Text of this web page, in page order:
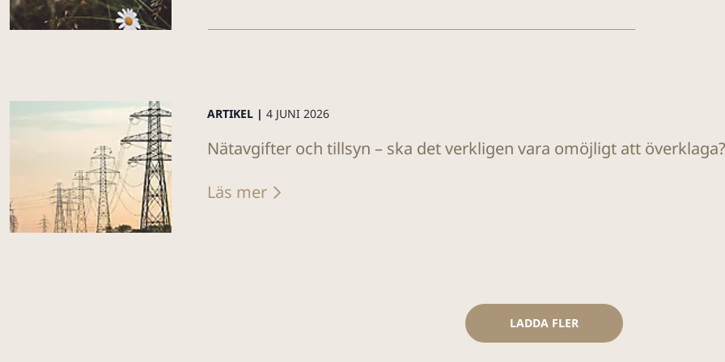
ARTIKEL | 4 JUNI 2026
Nätavgifter och tillsyn – ska det verkligen vara omöjligt att överklaga?
Läs mer
LADDA FLER